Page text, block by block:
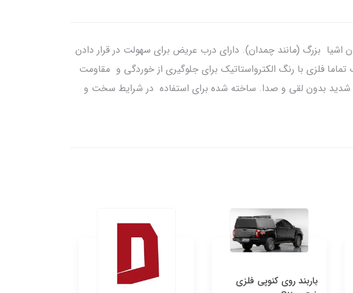
اشیا بزرگ (مانند چمدان). دارای درب عریض برای سهولت در قرار دادن
فلزی با رنگ الکترواستاتیک برای جلوگیری از خوردگی و مقاومت
بدون لقی و صدا. ساخته شده برای استفاده در شرایط سخت و
روی کنوپی فلزی